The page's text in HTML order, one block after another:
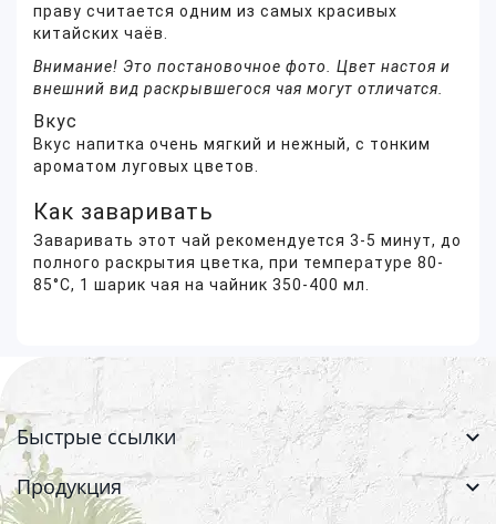
праву считается одним из самых красивых
китайских чаёв.
Внимание! Это постановочное фото. Цвет настоя и
внешний вид раскрывшегося чая могут отличатся.
Вкус
Вкус напитка очень мягкий и нежный, с тонким
ароматом луговых цветов.
Как заваривать
Заваривать этот чай рекомендуется 3-5 минут, до
полного раскрытия цветка, при температуре 80-
85°С, 1 шарик чая на чайник 350-400 мл.
Быстрые ссылки
Продукция